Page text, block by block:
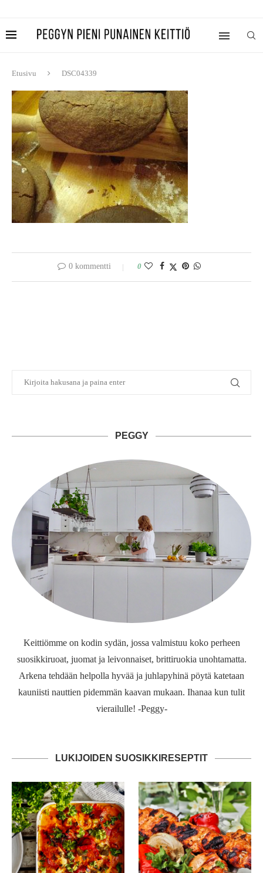
Etusivu DSC04339
0 kommentti 0
PEGGY
Keittiömme on kodin sydän, jossa valmistuu koko perheen
suosikkiruoat, juomat ja leivonnaiset, brittiruokia unohtamatta.
Arkena tehdään helpolla hyvää ja juhlapyhinä pöytä katetaan
kauniisti nauttien pidemmän kaavan mukaan. Ihanaa kun tulit
vierailulle! -Peggy-
LUKIJOIDEN SUOSIKKIRESEPTIT